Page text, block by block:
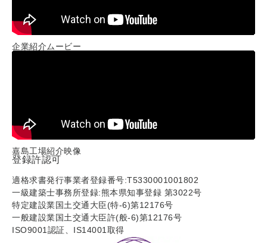
企業紹介ムービー
嘉島工場紹介映像
登録許認可
適格求書発行事業者登録番号:T5330001001802
一級建築士事務所登録:熊本県知事登録 第3022号
特定建設業国土交通大臣(特-6)第12176号
一般建設業国土交通大臣許(般-6)第12176号
ISO9001認証、IS14001取得